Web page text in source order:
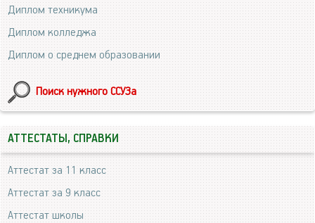
Диплом техникума
Диплом колледжа
Диплом о среднем образовании
Поиск нужного ССУЗа
АТТЕСТАТЫ, СПРАВКИ
Аттестат за 11 класс
Аттестат за 9 класс
Аттестат школы